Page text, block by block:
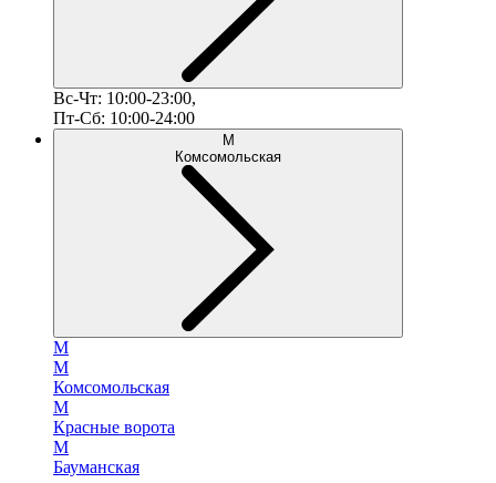
Вс-Чт: 10:00-23:00,
Пт-Сб: 10:00-24:00
М
Комсомольская
М
М
Комсомольская
М
Красные ворота
М
Бауманская